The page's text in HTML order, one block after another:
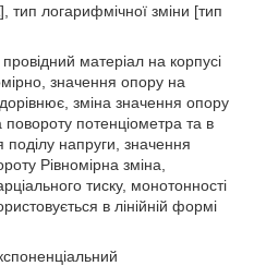
тип логарифмічної зміни [тип
матеріал на корпусі
значення опору на
зміна значення опору
повороту потенціометра та в
поділу напруги, значення
Рівномірна зміна,
тиску, монотонності
в лінійній формі